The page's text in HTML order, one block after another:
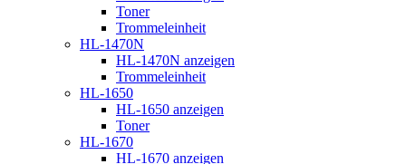
Toner
Trommeleinheit
HL-1470N
HL-1470N anzeigen
Trommeleinheit
HL-1650
HL-1650 anzeigen
Toner
HL-1670
HL-1670 anzeigen